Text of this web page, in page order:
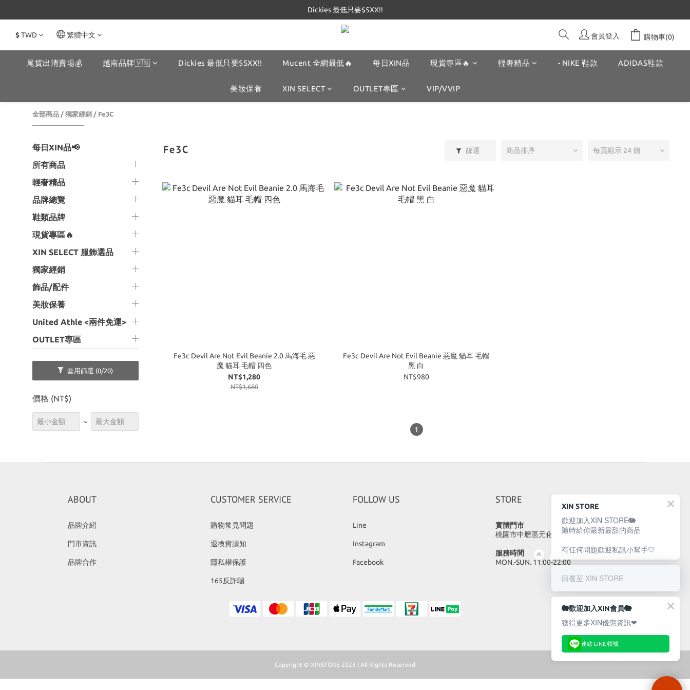
Dickies 最低只要$5XX!!
Dickies 最低只要$5XX!!
Mucent 全網最低🔥
$TWD 繁體中文 會員登入 購物車(0)
尾貨出清賣場💰 越南品牌🇻🇳 Dickies 最低只要$5XX!! Mucent 全網最低🔥 每日XIN品 現貨專區🔥 輕奢精品 - NIKE 鞋款 ADIDAS鞋款
美妝保養 XIN SELECT OUTLET專區 VIP/VVIP
全部商品 / 獨家經銷 / Fe3C
每日XIN品📢
所有商品
輕奢精品
品牌總覽
鞋類品牌
現貨專區🔥
XIN SELECT 服飾選品
獨家經銷
飾品/配件
美妝保養
United Athle <兩件免運>
OUTLET專區
套用篩選 (0/20)
價格 (NT$)
~
Fe3C 篩選 商品排序 每頁顯示 24 個
Fe3c Devil Are Not Evil Beanie 2.0 馬海毛 惡
魔 貓耳 毛帽 四色
NT$1,280
NT$1,680
Fe3c Devil Are Not Evil Beanie 惡魔 貓耳 毛帽
黑 白
NT$980
1
ABOUT
品牌介紹
門市資訊
品牌合作
CUSTOMER SERVICE
購物常見問題
退換貨須知
隱私權保護
165反詐騙
FOLLOW US
Line
Instagram
Facebook
STORE
實體門市
桃園市中壢區元化路23號
服務時間
MON.-SUN. 11:00-22:00
Copyright © XINSTORE 2023 | All Rights Reserved
XIN STORE
歡迎加入XIN STORE🐘
隨時給你最新最甜的商品
有任何問題歡迎私訊小幫手🤍
回覆至 XIN STORE
🐘歡迎加入XIN會員🐘
獲得更多XIN優惠資訊❤
連結 LINE 帳號